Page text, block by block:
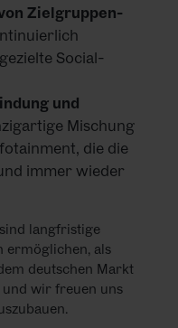
Zielgruppen-
Social-
und
Mischung
die die
immer wieder
sind langfristige
ermöglichen, als
deutschen Markt
wir freuen uns